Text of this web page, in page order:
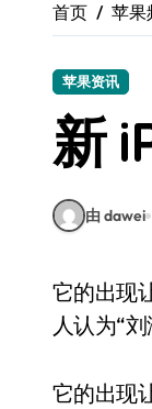
首页 苹果
苹果资讯
新
由 dawei
它的出现让 iPhone X 在拥有更高屏占比的同时，也具备了苹果前所未有的面部识别功能，甚至有
人认为“刘
它的出现